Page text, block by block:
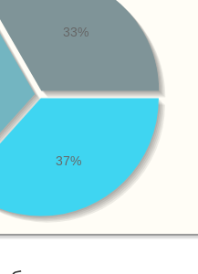
37%
33%